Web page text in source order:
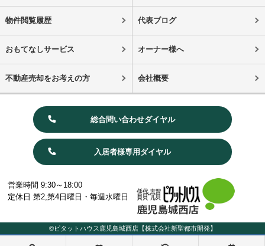
物件閲覧履歴 代表ブログ
おもてなしサービス オーナー様へ
不動産売却をお考えの方 会社概要
総合問い合わせダイヤル
入居者様専用ダイヤル
営業時間 9:30～18:00
定休日 第2,第4日曜日・毎週水曜日
©ピタットハウス鹿児島城西店【株式会社新聖都市開発】